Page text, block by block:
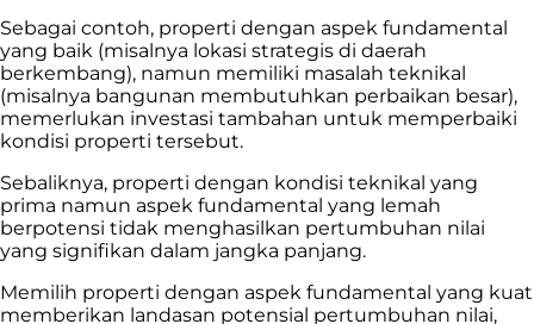
Sebagai contoh, properti dengan aspek fundamental
yang baik (misalnya lokasi strategis di daerah
berkembang), namun memiliki masalah teknikal
(misalnya bangunan membutuhkan perbaikan besar),
memerlukan investasi tambahan untuk memperbaiki
kondisi properti tersebut.
Sebaliknya, properti dengan kondisi teknikal yang
prima namun aspek fundamental yang lemah
berpotensi tidak menghasilkan pertumbuhan nilai
yang signifikan dalam jangka panjang.
Memilih properti dengan aspek fundamental yang kuat
memberikan landasan potensial pertumbuhan nilai,